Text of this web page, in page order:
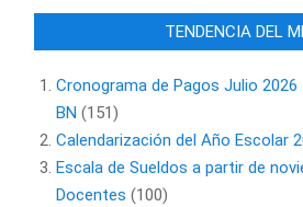
TENDENCIA DEL
Cronograma de Pagos Julio 2026
BN (151)
Calendarización del Año Escolar
Escala de Sueldos a partir de
Docentes (100)